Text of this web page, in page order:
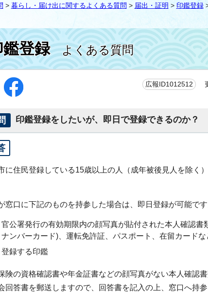
> 暮らし・届け出に関するよくある質問 > 届出・証明 > 印鑑登録
鑑登録よくある質問
広報ID1012512
印鑑登録をしたいが、即日で登録できるのか？
に住民登録している15歳以上の人（成年被後見人を除く
窓口に下記のものを持参した場合は、即日登録が可能です
官公署発行の有効期限内の顔写真が貼付された本人確認書
ナンバーカード)、運転免許証、パスポート、在留カードな
登録する印鑑
険の資格確認書や年金証書などの顔写真がない本人確認
回答書を郵送しますので、回答書を記入の上、窓口へ持参